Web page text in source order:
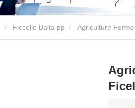
Ficcelle Balta pp Agriculture